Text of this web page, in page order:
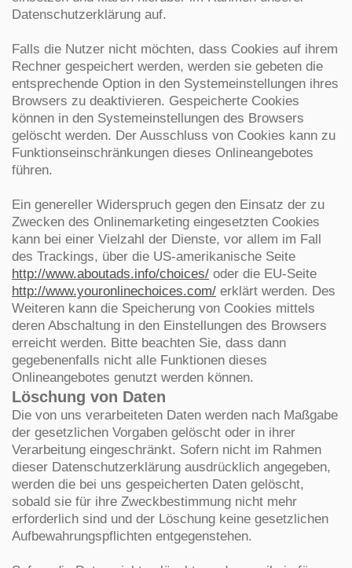
Datenschutzerklärung auf.
Falls die Nutzer nicht möchten, dass Cookies auf ihrem
Rechner gespeichert werden, werden sie gebeten die
entsprechende Option in den Systemeinstellungen ihres
Browsers zu deaktivieren. Gespeicherte Cookies
können in den Systemeinstellungen des Browsers
gelöscht werden. Der Ausschluss von Cookies kann zu
Funktionseinschränkungen dieses Onlineangebotes
führen.
Ein genereller Widerspruch gegen den Einsatz der zu
Zwecken des Onlinemarketing eingesetzten Cookies
kann bei einer Vielzahl der Dienste, vor allem im Fall
des Trackings, über die US-amerikanische Seite
http://www.aboutads.info/choices/ oder die EU-Seite
http://www.youronlinechoices.com/ erklärt werden. Des
Weiteren kann die Speicherung von Cookies mittels
deren Abschaltung in den Einstellungen des Browsers
erreicht werden. Bitte beachten Sie, dass dann
gegebenenfalls nicht alle Funktionen dieses
Onlineangebotes genutzt werden können.
Löschung von Daten
Die von uns verarbeiteten Daten werden nach Maßgabe
der gesetzlichen Vorgaben gelöscht oder in ihrer
Verarbeitung eingeschränkt. Sofern nicht im Rahmen
dieser Datenschutzerklärung ausdrücklich angegeben,
werden die bei uns gespeicherten Daten gelöscht,
sobald sie für ihre Zweckbestimmung nicht mehr
erforderlich sind und der Löschung keine gesetzlichen
Aufbewahrungspflichten entgegenstehen.